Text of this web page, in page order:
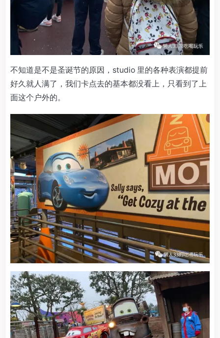
不知道是不是圣诞节的原因，studio 里的各种表演都提前
好久就人满了，我们卡点去的基本都没看上，只看到了上
面这个户外的。